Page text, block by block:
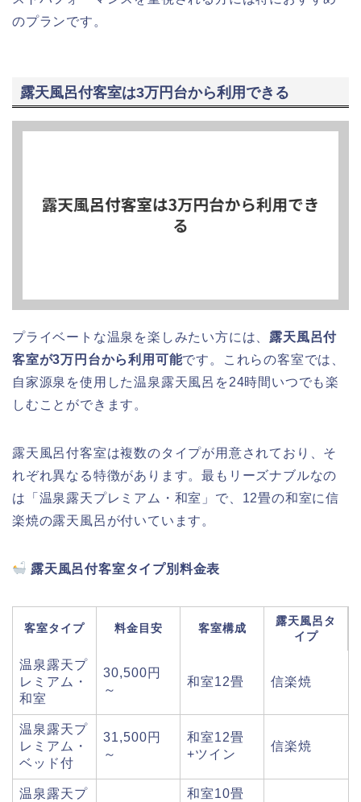
のプランです。
露天風呂付客室は3万円台から利用できる
プライベートな温泉を楽しみたい方には、 露天風呂付
客室が3万円台から利用可能です。これらの客室では、
自家源泉を使用した温泉露天風呂を24時間いつでも楽
しむことができます。
露天風呂付客室は複数のタイプが用意されており、そ
れぞれ異なる特徴があります。最もリーズナブルなの
は「温泉露天プレミアム・和室」で、12畳の和室に信
楽焼の露天風呂が付いています。
露天風呂付客室タイプ別料金表
客室タイプ 料金目安 客室構成
露天風呂タ
イプ
温泉露天プ
レミアム・
和室
30,500円
～
和室12畳 信楽焼
温泉露天プ
レミアム・
ベッド付
31,500円
～
和室12畳
+ツイン
信楽焼
温泉露天プ
和室10畳